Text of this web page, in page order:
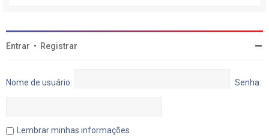
Entrar • Registrar
Nome de usuário: Senha:
Lembrar minhas informações